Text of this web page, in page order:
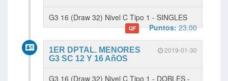
G3 16 (Draw 32) Nivel C Tipo 1 - SINGLES
QF Puntos:23.00
2019-01-30
1ER DPTAL. MENORES
G3 SC 12 Y 16 AñOS
G3 16 (Draw 32) Nivel C Tipo 1 - DOBLES -